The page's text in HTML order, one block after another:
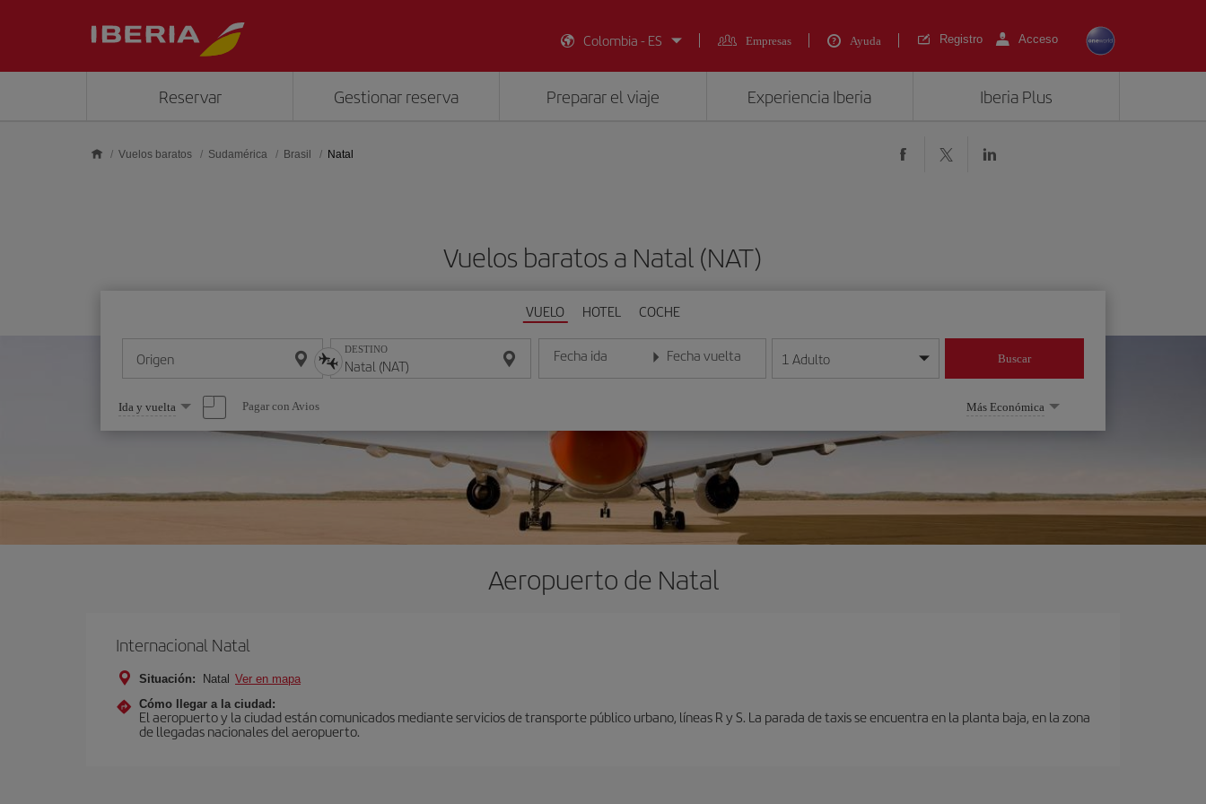
Colombia - ES
Empresas Ayuda Registro Acceso
Reservar Gestionar reserva Preparar el viaje Experiencia Iberia Iberia Plus
Vuelos baratos Sudamérica Brasil Natal
Vuelos baratos a Natal (NAT)
VUELO HOTEL COCHE
Origen DESTINO Fecha ida
Introduce la fecha en formato día/mes/año
Fecha vuelta
Introduce la fecha en formato día/mes/año
1 Adulto Buscar
Seleccione
una
opción
Ida y vuelta Pagar con Avios Más Económica
Aeropuerto de Natal
Internacional Natal
Situación: Natal Ver en mapa
Cómo llegar a la ciudad:
El aeropuerto y la ciudad están comunicados mediante servicios de transporte público urbano, líneas R y S. La parada de taxis se encuentra en la planta baja, en la zona
de llegadas nacionales del aeropuerto.